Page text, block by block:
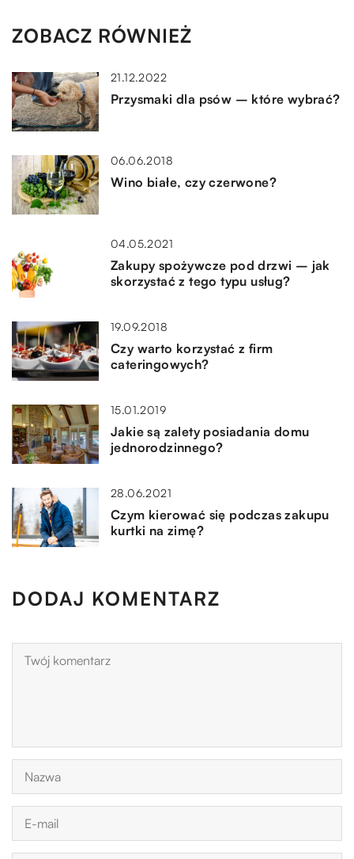
ZOBACZ RÓWNIEŻ
21.12.2022
Przysmaki dla psów – które wybrać?
06.06.2018
Wino białe, czy czerwone?
04.05.2021
Zakupy spożywcze pod drzwi – jak
skorzystać z tego typu usług?
19.09.2018
Czy warto korzystać z firm
cateringowych?
15.01.2019
Jakie są zalety posiadania domu
jednorodzinnego?
28.06.2021
Czym kierować się podczas zakupu
kurtki na zimę?
DODAJ KOMENTARZ